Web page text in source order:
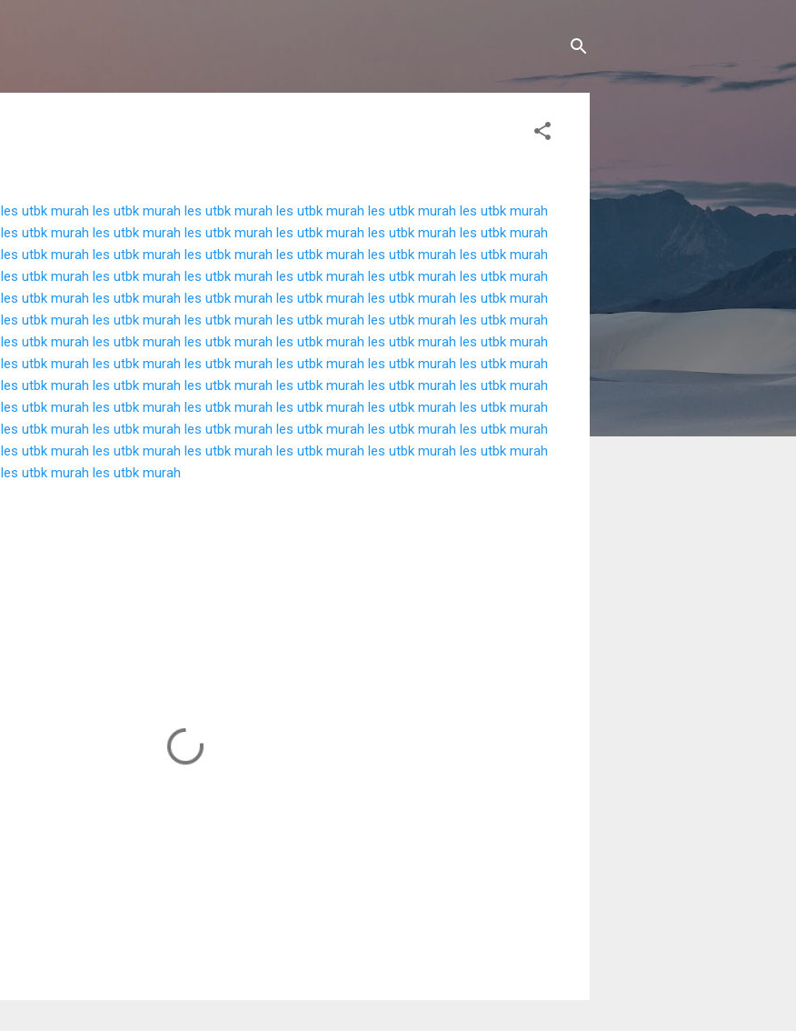
les utbk murah les utbk murah les utbk murah les utbk murah les utbk murah les utbk murah
les utbk murah les utbk murah les utbk murah les utbk murah les utbk murah les utbk murah
les utbk murah les utbk murah les utbk murah les utbk murah les utbk murah les utbk murah
les utbk murah les utbk murah les utbk murah les utbk murah les utbk murah les utbk murah
les utbk murah les utbk murah les utbk murah les utbk murah les utbk murah les utbk murah
les utbk murah les utbk murah les utbk murah les utbk murah les utbk murah les utbk murah
les utbk murah les utbk murah les utbk murah les utbk murah les utbk murah les utbk murah
les utbk murah les utbk murah les utbk murah les utbk murah les utbk murah les utbk murah
les utbk murah les utbk murah les utbk murah les utbk murah les utbk murah les utbk murah
les utbk murah les utbk murah les utbk murah les utbk murah les utbk murah les utbk murah
les utbk murah les utbk murah les utbk murah les utbk murah les utbk murah les utbk murah
les utbk murah les utbk murah les utbk murah les utbk murah les utbk murah les utbk murah
les utbk murah les utbk murah